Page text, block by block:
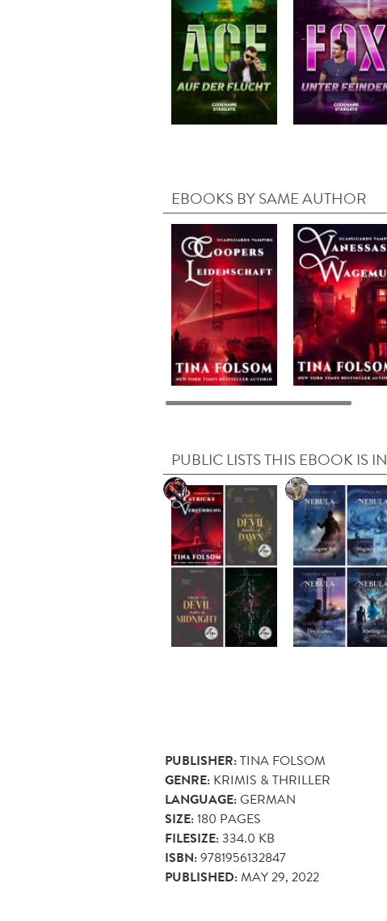
EBOOKS BY SAME AUTHOR
PUBLIC LISTS THIS EBOOK IS IN
PUBLISHER:TINA FOLSOM
GENRE: KRIMIS & THRILLER
LANGUAGE:GERMAN
SIZE:180 PAGES
FILESIZE:334.0 KB
ISBN:9781956132847
PUBLISHED:MAY 29, 2022